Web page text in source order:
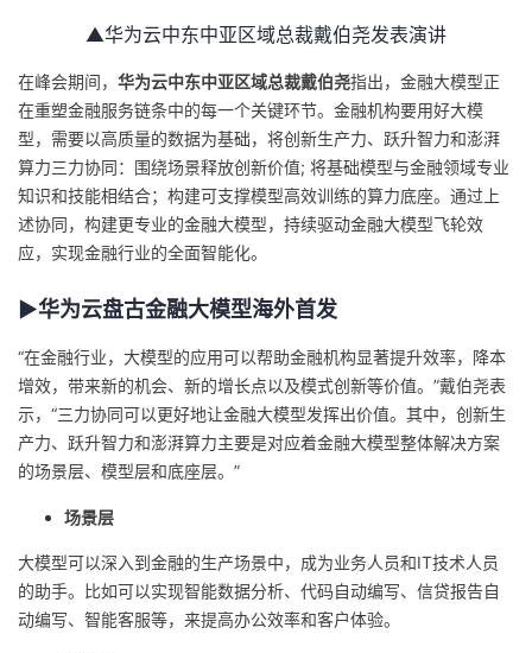
者
我
的
博
客
我
的
论
坛
我
的
圈
子
我
的
直
播
我
的
活
我
的
注
发
者
学
堂
我
的
课
程
我
的
认
我
的
验
我
收
Programs
的
支
持
我
的
技
术
支
我
的
云
声
议
▲华为云中东中亚区域总裁戴伯尧发表演讲
在峰会期间， 华为云中东中亚区域总裁戴伯尧指出，金融大模型正
在重塑金融服务链条中的每一个关键环节。金融机构要用好大模
型，需要以高质量的数据为基础，将创新生产力、跃升智力和澎湃
算力三力协同：围绕场景释放创新价值; 将基础模型与金融领域专业
知识和技能相结合；构建可支撑模型高效训练的算力底座。通过上
述协同，构建更专业的金融大模型，持续驱动金融大模型飞轮效
应，实现金融行业的全面智能化。
▶华为云盘古金融大模型海外首发
“在金融行业，大模型的应用可以帮助金融机构显著提升效率，降本
增效，带来新的机会、新的增长点以及模式创新等价值。”戴伯尧表
示，“三力协同可以更好地让金融大模型发挥出价值。其中，创新生
产力、跃升智力和澎湃算力主要是对应着金融大模型整体解决方案
的场景层、模型层和底座层。”
场景层
大模型可以深入到金融的生产场景中，成为业务人员和IT技术人员
的助手。比如可以实现智能数据分析、代码自动编写、信贷报告自
动编写、智能客服等，来提高办公效率和客户体验。